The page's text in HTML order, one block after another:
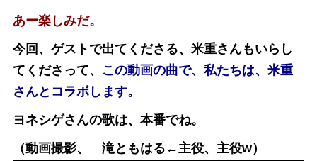
あー楽しみだ。
今回、ゲストで出てくださる、米重さんもいらし
てくださって、 この動画の曲で、私たちは、米重
さんとコラボします。
ヨネシゲさんの歌は、本番でね。
（動画撮影、 滝ともはる←主役、主役w）